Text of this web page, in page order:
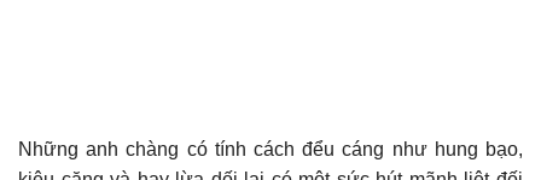
Những anh chàng có tính cách đểu cáng như hung bạo,